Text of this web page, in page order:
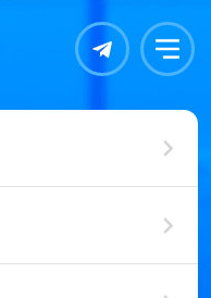
Контакты Меню